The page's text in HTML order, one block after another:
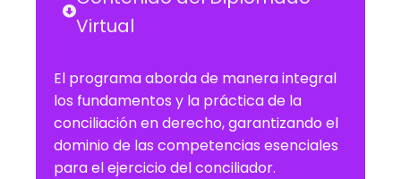
Virtual
El programa aborda de manera integral
los fundamentos y la práctica de la
conciliación en derecho, garantizando el
dominio de las competencias esenciales
para el ejercicio del conciliador.